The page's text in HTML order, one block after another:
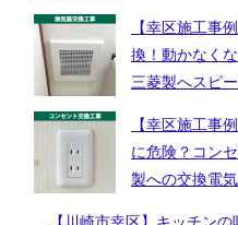
【幸区施工事
換！動かなく
三菱製へスピ
【幸区施工事
に危険？コン
製への交換電